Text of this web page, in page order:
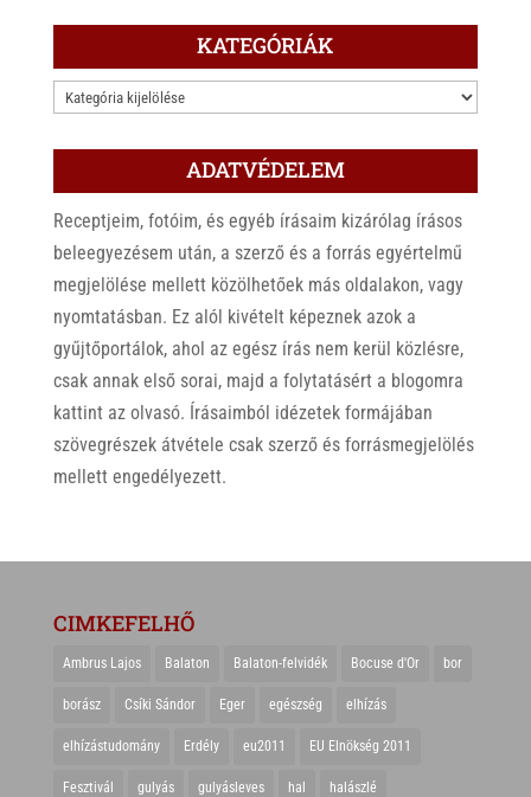
KATEGÓRIÁK
KATEGÓRIÁK
ADATVÉDELEM
Receptjeim, fotóim, és egyéb írásaim kizárólag írásos
beleegyezésem után, a szerző és a forrás egyértelmű
megjelölése mellett közölhetőek más oldalakon, vagy
nyomtatásban. Ez alól kivételt képeznek azok a
gyűjtőportálok, ahol az egész írás nem kerül közlésre,
csak annak első sorai, majd a folytatásért a blogomra
kattint az olvasó. Írásaimból idézetek formájában
szövegrészek átvétele csak szerző és forrásmegjelölés
mellett engedélyezett.
CIMKEFELHŐ
Ambrus Lajos Balaton Balaton-felvidék Bocuse d'Or bor
borász Csíki Sándor Eger egészség elhízás
elhízástudomány Erdély eu2011 EU Elnökség 2011
Fesztivál gulyás gulyásleves hal halászlé